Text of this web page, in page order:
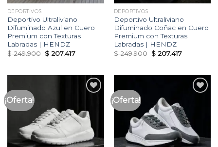
DEPORTIVOS
Deportivo Ultraliviano
Difuminado Azul en Cuero
Premium con Texturas
Labradas | HENDZ
$249.900 Original
price
$207.417Current
DEPORTIVOS
Deportivo Ultraliviano
Difuminado Coñac en Cuero
Premium con Texturas
Labradas | HENDZ
$249.900 Original
price
$207.417Current
¡Oferta!
lista
de
deseos
¡Oferta!
deseos